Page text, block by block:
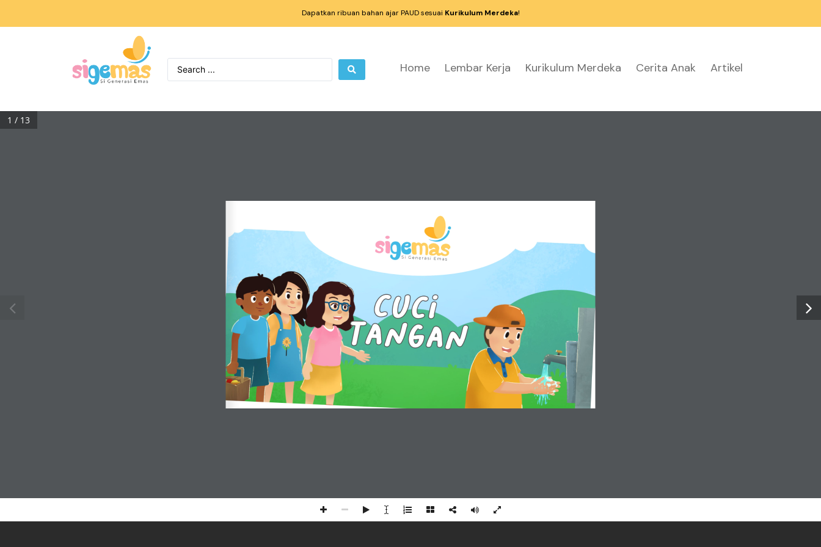
Dapatkan ribuan bahan ajar PAUD sesuai Kurikulum Merdeka!
Home Lembar Kerja Kurikulum Merdeka Cerita Anak Artikel
1 / 13